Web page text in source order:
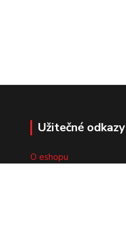
Užitečné odkazy
O eshopu